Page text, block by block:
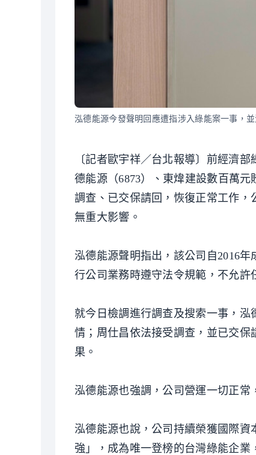
泓德能源今發聲明回應遭指涉入綠能案一事，
〔記者歐宇祥／台北報導〕前經濟
德能源（6873）、東煒建設數百萬
調查、已交保請回，恢復正常工作
無重大影響。
泓德能源聲明指出，該公司自2016
行公司業務時遵守法令規範，不允許
就今日檢調進行調查及搜索一事，
情；周仕昌依法接受調查，並已交
果。
泓德能源也強調，公司營運一切正常
泓德能源也說，公司持續榮獲國際資
強」，成為唯一登榜的台灣綠能企